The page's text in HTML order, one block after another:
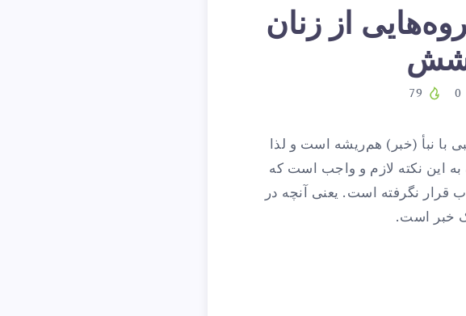
از زنان
0
با نبأ (خبر) هم‌ریشه است و لذا
این نکته لازم و واجب است که
قرار نگرفته‌ است. یعنی آنچه در
خبر است.